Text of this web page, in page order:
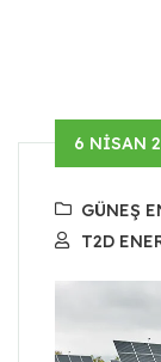
6 NISAN
GÜNEŞ
T2D